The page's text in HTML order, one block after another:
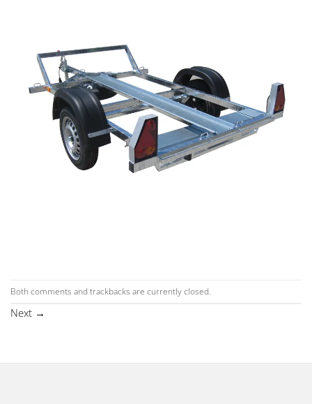
Both comments and trackbacks are currently closed.
Next →